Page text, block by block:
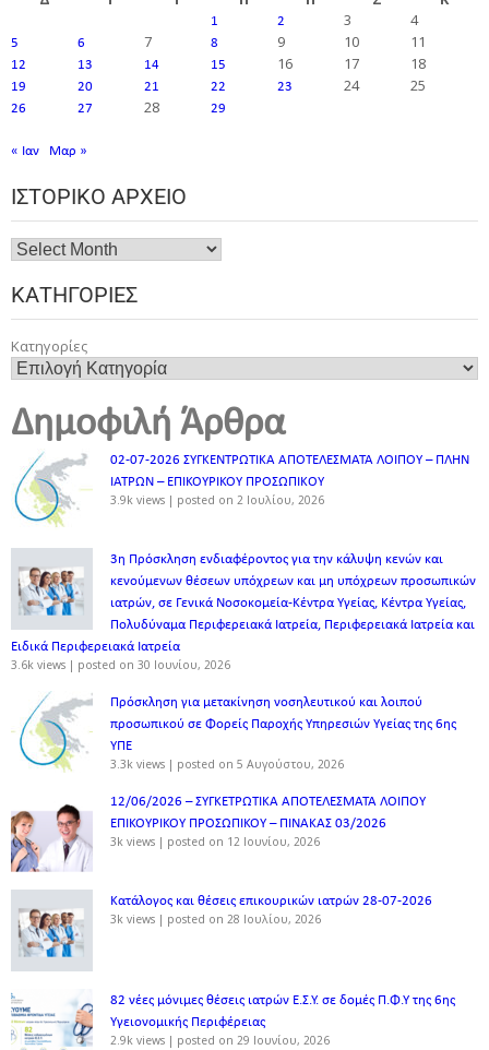
1 2 3 4
5 6 7 8 9 10 11
12 13 14 15 16 17 18
19 20 21 22 23 24 25
26 27 28 29
« Ιαν Μαρ »
ΙΣΤΟΡΙΚΌ ΑΡΧΕΊΟ
ΚΑΤΗΓΟΡΊΕΣ
Κατηγορίες
Δημοφιλή Άρθρα
02-07-2026 ΣΥΓΚΕΝΤΡΩΤΙΚΑ ΑΠΟΤΕΛΕΣΜΑΤΑ ΛΟΙΠΟΥ – ΠΛΗΝ
ΙΑΤΡΩΝ – ΕΠΙΚΟΥΡΙΚΟΥ ΠΡΟΣΩΠΙΚOY
3.9k views | posted on 2 Ιουλίου, 2026
3η Πρόσκληση ενδιαφέροντος για την κάλυψη κενών και
κενούμενων θέσεων υπόχρεων και μη υπόχρεων προσωπικών
ιατρών, σε Γενικά Νοσοκομεία-Κέντρα Υγείας, Κέντρα Υγείας,
Πολυδύναμα Περιφερειακά Ιατρεία, Περιφερειακά Ιατρεία και
Ειδικά Περιφερειακά Ιατρεία
3.6k views | posted on 30 Ιουνίου, 2026
Πρόσκληση για μετακίνηση νοσηλευτικού και λοιπού
προσωπικού σε Φορείς Παροχής Υπηρεσιών Υγείας της 6ης
ΥΠΕ
3.3k views | posted on 5 Αυγούστου, 2026
12/06/2026 – ΣΥΓΚΕΤΡΩΤΙΚΑ ΑΠΟΤΕΛΕΣΜΑΤΑ ΛΟΙΠΟΥ
ΕΠΙΚΟΥΡΙΚΟΥ ΠΡΟΣΩΠΙΚΟΥ – ΠΙΝΑΚΑΣ 03/2026
3k views | posted on 12 Ιουνίου, 2026
Κατάλογος και θέσεις επικουρικών ιατρών 28-07-2026
3k views | posted on 28 Ιουλίου, 2026
82 νέες μόνιμες θέσεις ιατρών Ε.Σ.Υ. σε δομές Π.Φ.Υ της 6ης
Υγειονομικής Περιφέρειας
2.9k views | posted on 29 Ιουνίου, 2026